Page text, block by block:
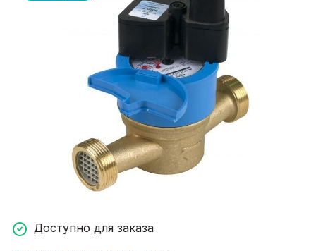
Доступно для заказа